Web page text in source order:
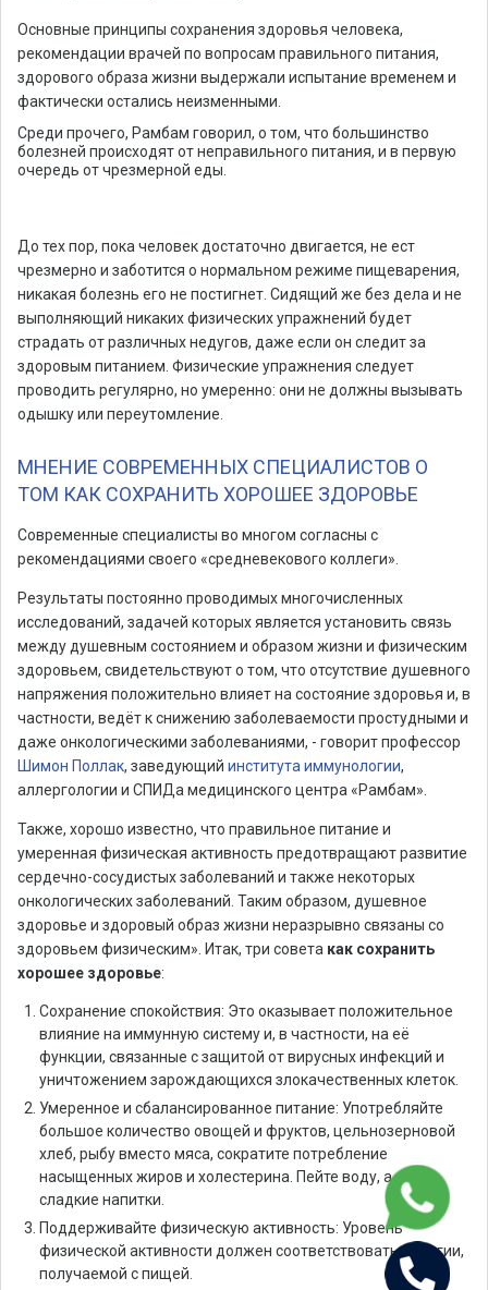
Основные принципы сохранения здоровья человека,
рекомендации врачей по вопросам правильного питания,
здорового образа жизни выдержали испытание временем и
фактически остались неизменными.
Среди прочего, Рамбам говорил, о том, что большинство
болезней происходят от неправильного питания, и в первую
очередь от чрезмерной еды.
До тех пор, пока человек достаточно двигается, не ест
чрезмерно и заботится о нормальном режиме пищеварения,
никакая болезнь его не постигнет. Сидящий же без дела и не
выполняющий никаких физических упражнений будет
страдать от различных недугов, даже если он следит за
здоровым питанием. Физические упражнения следует
проводить регулярно, но умеренно: они не должны вызывать
одышку или переутомление.
МНЕНИЕ СОВРЕМЕННЫХ СПЕЦИАЛИСТОВ О
ТОМ КАК СОХРАНИТЬ ХОРОШЕЕ ЗДОРОВЬЕ
Современные специалисты во многом согласны с
рекомендациями своего «средневекового коллеги».
Результаты постоянно проводимых многочисленных
исследований, задачей которых является установить связь
между душевным состоянием и образом жизни и физическим
здоровьем, свидетельствуют о том, что отсутствие душевного
напряжения положительно влияет на состояние здоровья и, в
частности, ведёт к снижению заболеваемости простудными и
даже онкологическими заболеваниями, - говорит профессор
Шимон Поллак, заведующий института иммунологии,
аллергологии и СПИДа медицинского центра «Рамбам».
Также, хорошо известно, что правильное питание и
умеренная физическая активность предотвращают развитие
сердечно-сосудистых заболеваний и также некоторых
онкологических заболеваний. Таким образом, душевное
здоровье и здоровый образ жизни неразрывно связаны со
здоровьем физическим». Итак, три совета как сохранить
хорошее здоровье:
Сохранение спокойствия: Это оказывает положительное
влияние на иммунную систему и, в частности, на её
функции, связанные с защитой от вирусных инфекций и
уничтожением зарождающихся злокачественных клеток.
Умеренное и сбалансированное питание: Употребляйте
большое количество овощей и фруктов, цельнозерновой
хлеб, рыбу вместо мяса, сократите потребление
насыщенных жиров и холестерина. Пейте воду, а не
сладкие напитки.
Поддерживайте физическую активность: Уровень
физической активности должен соответствовать энергии,
получаемой с пищей.